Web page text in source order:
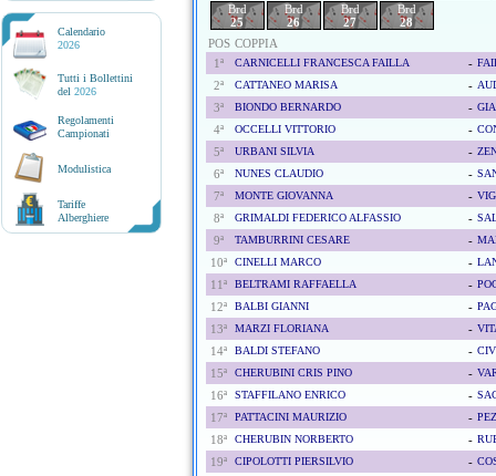
Calendario
2026
Tutti i Bollettini
del 2026
Regolamenti
Campionati
Modulistica
Tariffe
Alberghiere
Brd
25
Brd
26
Brd
27
Brd
28
POS COPPIA
1ª
CARNICELLI FRANCESCA FAILLA -
2ª CATTANEO MARISA -
3ª BIONDO BERNARDO -
4ª OCCELLI VITTORIO -
5ª URBANI SILVIA -
6ª NUNES CLAUDIO -
7ª MONTE GIOVANNA -
8ª GRIMALDI FEDERICO ALFASSIO -
9ª TAMBURRINI CESARE -
10ª CINELLI MARCO -
11ª BELTRAMI RAFFAELLA -
12ª BALBI GIANNI -
13ª MARZI FLORIANA -
14ª BALDI STEFANO -
15ª CHERUBINI CRIS PINO -
16ª STAFFILANO ENRICO -
17ª PATTACINI MAURIZIO -
18ª CHERUBIN NORBERTO -
19ª CIPOLOTTI PIERSILVIO -